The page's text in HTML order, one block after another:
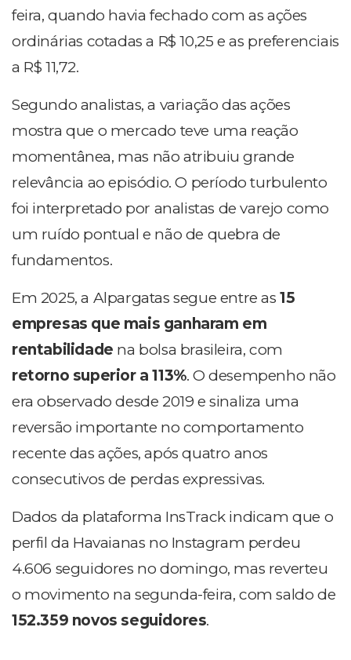
feira, quando havia fechado com as ações
ordinárias cotadas a R$ 10,25 e as preferenciais
a R$ 11,72.
Segundo analistas, a variação das ações
mostra que o mercado teve uma reação
momentânea, mas não atribuiu grande
relevância ao episódio. O período turbulento
foi interpretado por analistas de varejo como
um ruído pontual e não de quebra de
fundamentos.
Em 2025, a Alpargatas segue entre as15
empresas que mais ganharam em
rentabilidade na bolsa brasileira, com
retorno superior a 113%. O desempenho não
era observado desde 2019 e sinaliza uma
reversão importante no comportamento
recente das ações, após quatro anos
consecutivos de perdas expressivas.
Dados da plataforma InsTrack indicam que o
perfil da Havaianas no Instagram perdeu
4.606 seguidores no domingo, mas reverteu
o movimento na segunda-feira, com saldo de
152.359 novos seguidores.